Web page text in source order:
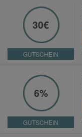
30€
GUTSCHEIN
6%
GUTSCHEIN